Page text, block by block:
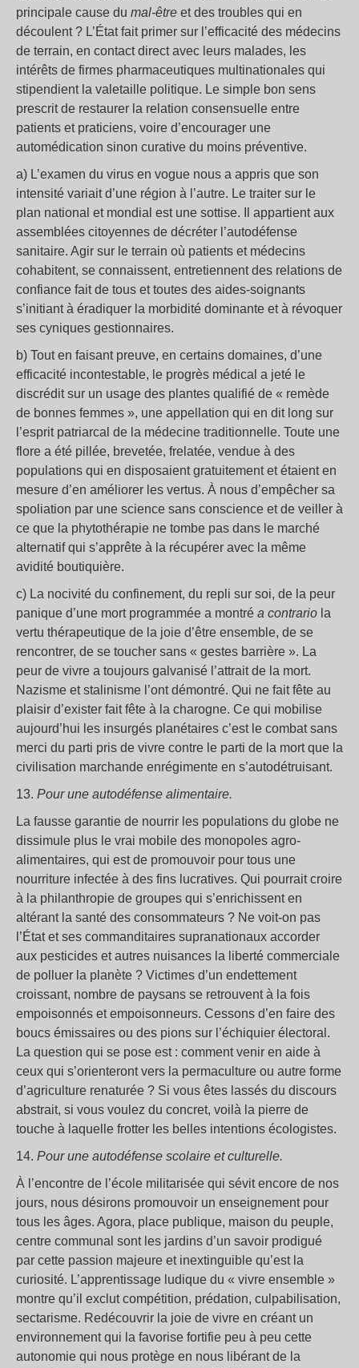
principale cause du mal-être et des troubles qui en
découlent ? L’État fait primer sur l’efficacité des médecins
de terrain, en contact direct avec leurs malades, les
intérêts de firmes pharmaceutiques multinationales qui
stipendient la valetaille politique. Le simple bon sens
prescrit de restaurer la relation consensuelle entre
patients et praticiens, voire d’encourager une
automédication sinon curative du moins préventive.
a) L’examen du virus en vogue nous a appris que son
intensité variait d’une région à l’autre. Le traiter sur le
plan national et mondial est une sottise. Il appartient aux
assemblées citoyennes de décréter l’autodéfense
sanitaire. Agir sur le terrain où patients et médecins
cohabitent, se connaissent, entretiennent des relations de
confiance fait de tous et toutes des aides-soignants
s’initiant à éradiquer la morbidité dominante et à révoquer
ses cyniques gestionnaires.
b) Tout en faisant preuve, en certains domaines, d’une
efficacité incontestable, le progrès médical a jeté le
discrédit sur un usage des plantes qualifié de « remède
de bonnes femmes », une appellation qui en dit long sur
l’esprit patriarcal de la médecine traditionnelle. Toute une
flore a été pillée, brevetée, frelatée, vendue à des
populations qui en disposaient gratuitement et étaient en
mesure d’en améliorer les vertus. À nous d’empêcher sa
spoliation par une science sans conscience et de veiller à
ce que la phytothérapie ne tombe pas dans le marché
alternatif qui s’apprête à la récupérer avec la même
avidité boutiquière.
c) La nocivité du confinement, du repli sur soi, de la peur
panique d’une mort programmée a montré a contrario la
vertu thérapeutique de la joie d’être ensemble, de se
rencontrer, de se toucher sans « gestes barrière ». La
peur de vivre a toujours galvanisé l’attrait de la mort.
Nazisme et stalinisme l’ont démontré. Qui ne fait fête au
plaisir d’exister fait fête à la charogne. Ce qui mobilise
aujourd’hui les insurgés planétaires c’est le combat sans
merci du parti pris de vivre contre le parti de la mort que la
civilisation marchande enrégimente en s’autodétruisant.
13. Pour une autodéfense alimentaire.
La fausse garantie de nourrir les populations du globe ne
dissimule plus le vrai mobile des monopoles agro-
alimentaires, qui est de promouvoir pour tous une
nourriture infectée à des fins lucratives. Qui pourrait croire
à la philanthropie de groupes qui s’enrichissent en
altérant la santé des consommateurs ? Ne voit-on pas
l’État et ses commanditaires supranationaux accorder
aux pesticides et autres nuisances la liberté commerciale
de polluer la planète ? Victimes d’un endettement
croissant, nombre de paysans se retrouvent à la fois
empoisonnés et empoisonneurs. Cessons d’en faire des
boucs émissaires ou des pions sur l’échiquier électoral.
La question qui se pose est : comment venir en aide à
ceux qui s’orienteront vers la permaculture ou autre forme
d’agriculture renaturée ? Si vous êtes lassés du discours
abstrait, si vous voulez du concret, voilà la pierre de
touche à laquelle frotter les belles intentions écologistes.
14. Pour une autodéfense scolaire et culturelle.
À l’encontre de l’école militarisée qui sévit encore de nos
jours, nous désirons promouvoir un enseignement pour
tous les âges. Agora, place publique, maison du peuple,
centre communal sont les jardins d’un savoir prodigué
par cette passion majeure et inextinguible qu’est la
curiosité. L’apprentissage ludique du « vivre ensemble »
montre qu’il exclut compétition, prédation, culpabilisation,
sectarisme. Redécouvrir la joie de vivre en créant un
environnement qui la favorise fortifie peu à peu cette
autonomie qui nous protège en nous libérant de la